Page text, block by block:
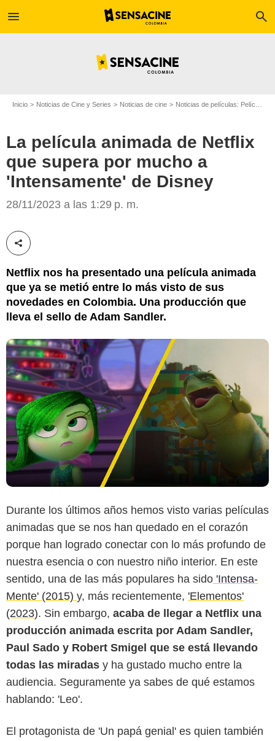
menu search
Inicio Noticias de Cine y Series Noticias de cine Noticias de películas: Película - ¿Sabías que...?
La película animada de Netflix
que supera por mucho a
'Intensamente' de Disney
28/11/2023 a las 1:29 p. m.
Compartir esta noticia
Netflix nos ha presentado una película animada
que ya se metió entre lo más visto de sus
novedades en Colombia. Una producción que
lleva el sello de Adam Sandler.
Durante los últimos años hemos visto varias películas
animadas que se nos han quedado en el corazón
porque han logrado conectar con lo más profundo de
nuestra esencia o con nuestro niño interior. En este
sentido, una de las más populares ha sido 'Intensa-
Mente' (2015) y, más recientemente, 'Elementos'
(2023). Sin embargo, acaba de llegar a Netflix una
producción animada escrita por Adam Sandler,
Paul Sado y Robert Smigel que se está llevando
todas las miradas y ha gustado mucho entre la
audiencia. Seguramente ya sabes de qué estamos
hablando: 'Leo'.
El protagonista de 'Un papá genial' es quien también
Jesse Grant/Netflix